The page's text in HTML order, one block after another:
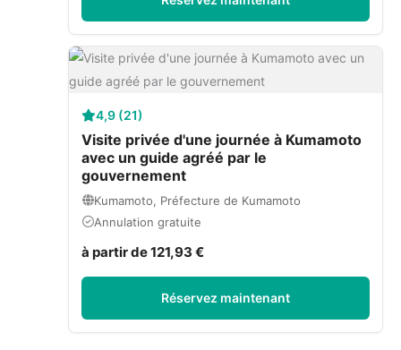
4,9 (21)
Visite privée d'une journée à Kumamoto
avec un guide agréé par le
gouvernement
Kumamoto, Préfecture de Kumamoto
Annulation gratuite
à partir de 121,93 €
Réservez maintenant